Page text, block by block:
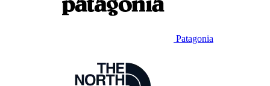
Patagonia